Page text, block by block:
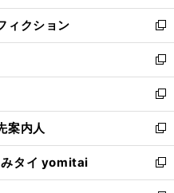
開
く
ウ
で
開
く
ン
ド
ウ
で
開
く
ウ
ィ
ン
ド
ウ
で
開
く
ィクション
新
し
い
ウ
ィ
ン
ド
ウ
で
開
新
し
い
ウ
ィ
ン
ド
ウ
新
し
い
ウ
ィ
ン
案内人
新
し
い
ウ
みタイ yomitai
新
し